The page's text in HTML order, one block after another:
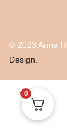
© 2023 Anna
Design.
0